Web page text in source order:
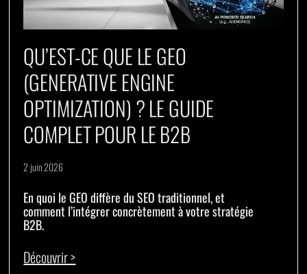
QU’EST-CE QUE LE GEO
(GENERATIVE ENGINE
OPTIMIZATION) ? LE GUIDE
COMPLET POUR LE B2B
2 juin 2026
En quoi le GEO diffère du SEO traditionnel, et
comment l’intégrer concrètement à votre stratégie
B2B.
Découvrir >